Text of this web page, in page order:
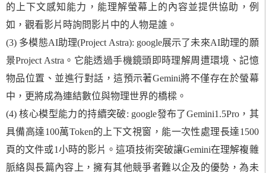
的上下文感知能力，能理解螢幕上的內容並提供協助，例
如，觀看影片時詢問影片中的人物是誰。
(3) 多模態AI助理(Project Astra): google展示了未來AI助理的願
景Project Astra。它能透過手機鏡頭即時理解周遭環境、記憶
物品位置、並進行對話，這預示著Gemini將不僅存在於螢幕
中，更將成為連結數位與物理世界的橋樑。
(4) 核心模型能力的持續突破: google發布了Gemini1.5Pro，其
具備高達100萬Token的上下文視窗，能一次性處理長達1500
頁的文件或1小時的影片。這項技術突破讓Gemini在理解複雜
脈絡與長篇內容上，擁有其他競爭者難以企及的優勢，為未